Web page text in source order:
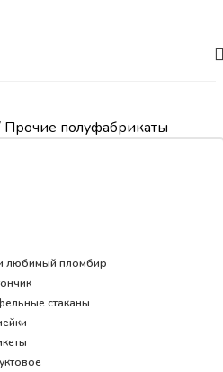
Прочие полуфабрикаты
любимый пломбир
стаканы